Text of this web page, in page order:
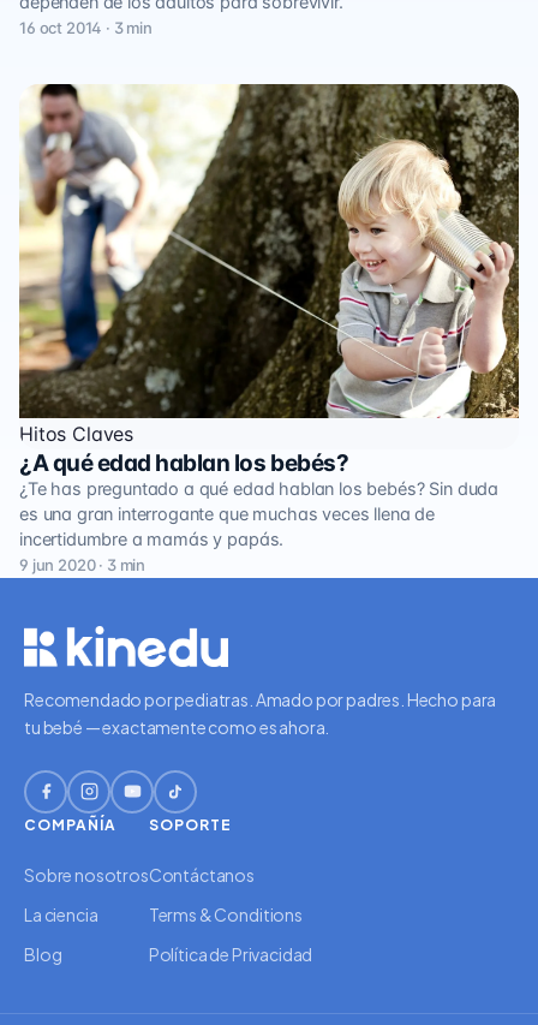
16 oct 2014 · 3 min
Hitos Claves
¿A qué edad hablan los bebés?
¿Te has preguntado a qué edad hablan los bebés? Sin duda
es una gran interrogante que muchas veces llena de
incertidumbre a mamás y papás.
9 jun 2020 · 3 min
Recomendado por pediatras. Amado por padres. Hecho para
tu bebé — exactamente como es ahora.
COMPAÑÍA
Sobre nosotros
La ciencia
Blog
SOPORTE
Contáctanos
Terms & Conditions
Política de Privacidad